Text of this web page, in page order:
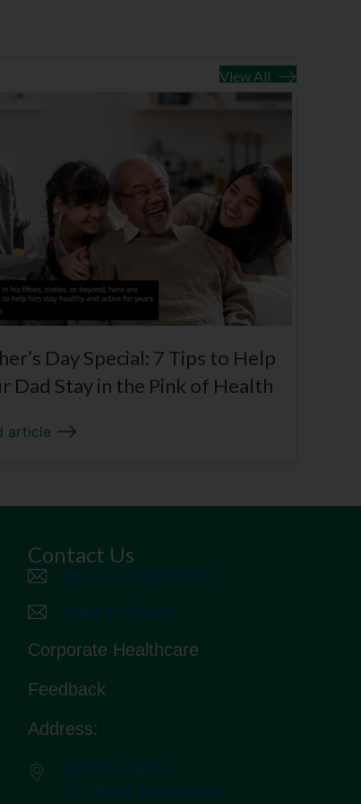
View All
Day Special: 7 Tips to Help
Dad Stay in the Pink of Health
article
Contact Us
Book an Appointment
Make an Enquiry
Corporate Healthcare
Feedback
Address:
Raffles Hospital
585 North Bridge Road